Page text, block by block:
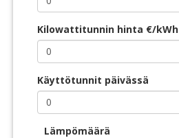
Kilowattitunnin hinta €/kWh
Käyttötunnit päivässä
Lämpömäärä